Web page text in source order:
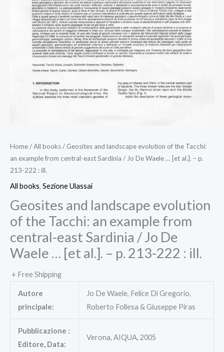
Home/All books/ Geosites and landscape evolution of the Tacchi:
an example from central-east Sardinia / Jo De Waele … [et al.]. – p.
213-222 : ill.
All books, Sezione Ulassai
Geosites and landscape evolution
of the Tacchi: an example from
central-east Sardinia / Jo De
Waele … [et al.]. – p. 213-222 : ill.
+ Free Shipping
Autore
principale:
Jo De Waele, Felice Di Gregorio,
Roberto Follesa & Giuseppe Piras
Pubblicazione :
Editore, Data:
Verona, AIQUA, 2005